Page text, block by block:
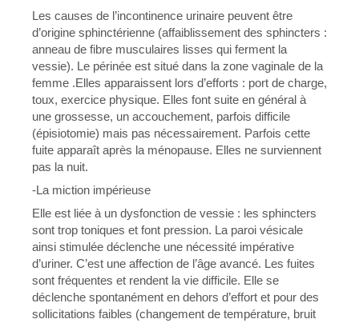
Les causes de l’incontinence urinaire peuvent être
d’origine sphinctérienne (affaiblissement des sphincters :
anneau de fibre musculaires lisses qui ferment la
vessie). Le périnée est situé dans la zone vaginale de la
femme .Elles apparaissent lors d’efforts : port de charge,
toux, exercice physique. Elles font suite en général à
une grossesse, un accouchement, parfois difficile
(épisiotomie) mais pas nécessairement. Parfois cette
fuite apparaît après la ménopause. Elles ne surviennent
pas la nuit.
-La miction impérieuse
Elle est liée à un dysfonction de vessie : les sphincters
sont trop toniques et font pression. La paroi vésicale
ainsi stimulée déclenche une nécessité impérative
d’uriner. C’est une affection de l’âge avancé. Les fuites
sont fréquentes et rendent la vie difficile. Elle se
déclenche spontanément en dehors d’effort et pour des
sollicitations faibles (changement de température, bruit